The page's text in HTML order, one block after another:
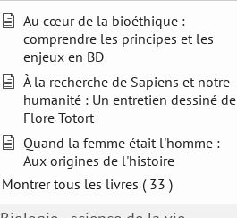
Au cœur de la bioéthique :
comprendre les principes et les
enjeux en BD
À la recherche de Sapiens et notre
humanité : Un entretien dessiné de
Flore Totort
Quand la femme était l'homme :
Aux origines de l'histoire
Montrer tous les livres ( 33 )